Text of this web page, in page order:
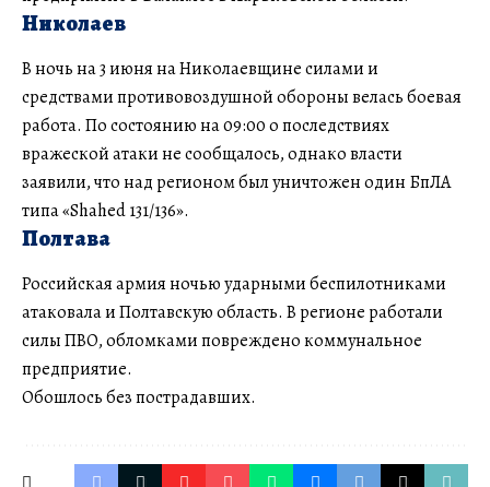
Николаев
В ночь на 3 июня на Николаевщине силами и
средствами противовоздушной обороны велась боевая
работа. По состоянию на 09:00 о последствиях
вражеской атаки не сообщалось, однако власти
заявили, что над регионом был уничтожен один БпЛА
типа «Shahed 131/136».
Полтава
Российская армия ночью ударными беспилотниками
атаковала и Полтавскую область. В регионе работали
силы ПВО, обломками повреждено коммунальное
предприятие.
Обошлось без пострадавших.